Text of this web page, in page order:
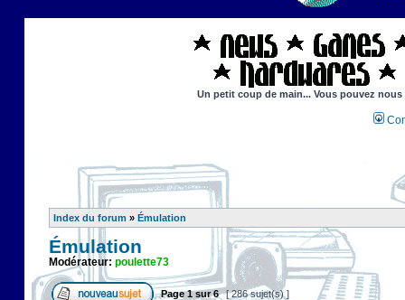
Un petit coup de main... Vous pouvez
Index du forum » Émulation
Émulation
Modérateur: poulette73
Page1sur6 [ 286 sujet(s) ]